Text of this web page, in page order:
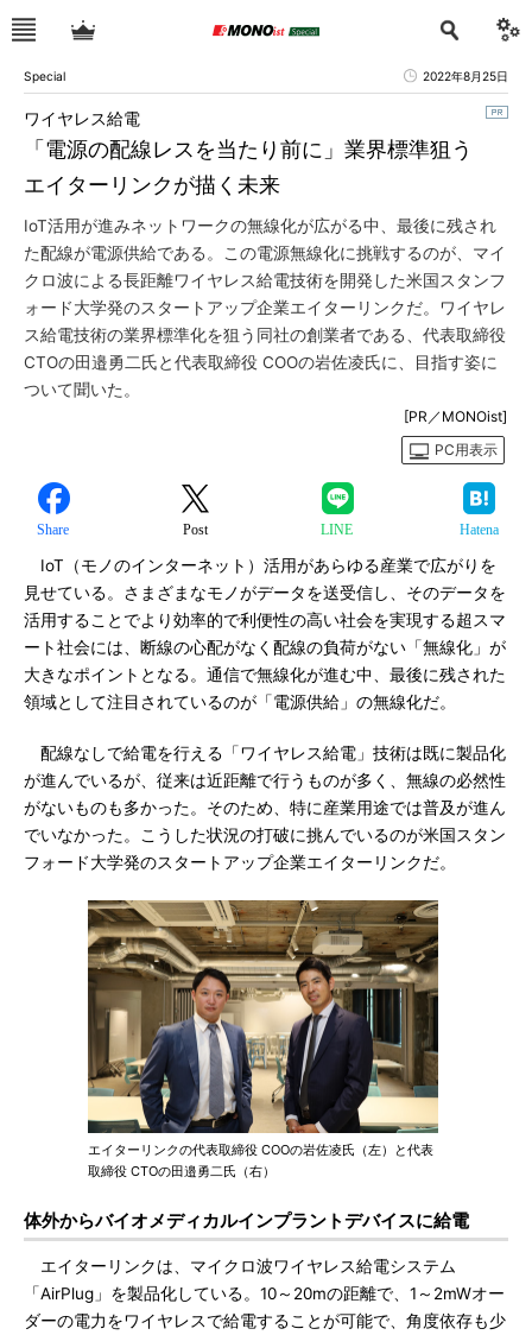
Special 2022年8月25日
「電源の配線レスを当たり前に」業界標準狙う
エイターリンクが描く未来
ワイヤレス給電
IoT活用が進みネットワークの無線化が広がる中、最後に残され
た配線が電源供給である。この電源無線化に挑戦するのが、マイ
クロ波による長距離ワイヤレス給電技術を開発した米国スタンフ
ォード大学発のスタートアップ企業エイターリンクだ。ワイヤレ
ス給電技術の業界標準化を狙う同社の創業者である、代表取締役
CTOの田邉勇二氏と代表取締役 COOの岩佐凌氏に、目指す姿に
ついて聞いた。
[PR／MONOist]
PC用表示
Share Post LINE Hatena
IoT（モノのインターネット）活用があらゆる産業で広がりを
見せている。さまざまなモノがデータを送受信し、そのデータを
活用することでより効率的で利便性の高い社会を実現する超スマ
ート社会には、断線の心配がなく配線の負荷がない「無線化」が
大きなポイントとなる。通信で無線化が進む中、最後に残された
領域として注目されているのが「電源供給」の無線化だ。
配線なしで給電を行える「ワイヤレス給電」技術は既に製品化
が進んでいるが、従来は近距離で行うものが多く、無線の必然性
がないものも多かった。そのため、特に産業用途では普及が進ん
でいなかった。こうした状況の打破に挑んでいるのが米国スタン
フォード大学発のスタートアップ企業エイターリンクだ。
エイターリンクの代表取締役 COOの岩佐凌氏（左）と代表
取締役 CTOの田邉勇二氏（右）
体外からバイオメディカルインプラントデバイスに給電
エイターリンクは、マイクロ波ワイヤレス給電システム
「AirPlug」を製品化している。10～20mの距離で、1～2mWオー
ダーの電力をワイヤレスで給電することが可能で、角度依存も少